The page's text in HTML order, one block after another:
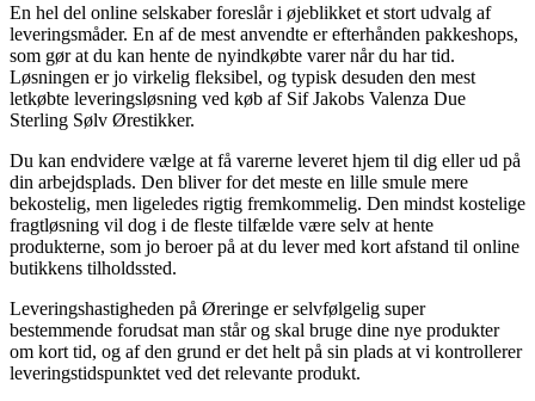
En hel del online selskaber foreslår i øjeblikket et stort udvalg af
leveringsmåder. En af de mest anvendte er efterhånden pakkeshops,
som gør at du kan hente de nyindkøbte varer når du har tid.
Løsningen er jo virkelig fleksibel, og typisk desuden den mest
letkøbte leveringsløsning ved køb af Sif Jakobs Valenza Due
Sterling Sølv Ørestikker.
Du kan endvidere vælge at få varerne leveret hjem til dig eller ud på
din arbejdsplads. Den bliver for det meste en lille smule mere
bekostelig, men ligeledes rigtig fremkommelig. Den mindst kostelige
fragtløsning vil dog i de fleste tilfælde være selv at hente
produkterne, som jo beroer på at du lever med kort afstand til online
butikkens tilholdssted.
Leveringshastigheden på Øreringe er selvfølgelig super
bestemmende forudsat man står og skal bruge dine nye produkter
om kort tid, og af den grund er det helt på sin plads at vi kontrollerer
leveringstidspunktet ved det relevante produkt.